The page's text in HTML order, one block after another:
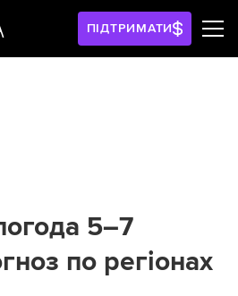
ПІДТРИМАТИ
5–7
по регіонах